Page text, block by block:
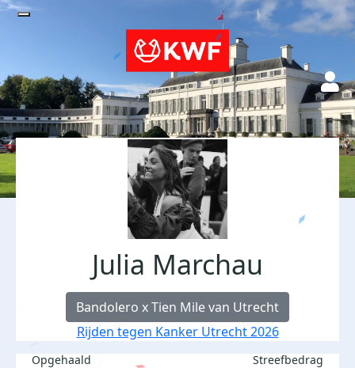
Julia Marchau
Bandolero x Tien Mile van Utrecht
Rijden tegen Kanker Utrecht 2026
Opgehaald Streefbedrag